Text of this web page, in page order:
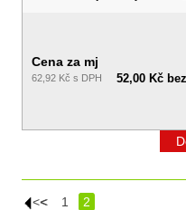
Cena za mj
62,92 Kč s DPH 52,00 Kč
|<<
< 1 2